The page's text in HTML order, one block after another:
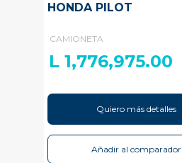
HONDA PILOT
CAMIONETA
L 1,776,975.00
Quiero más detalles
Añadir al comparador